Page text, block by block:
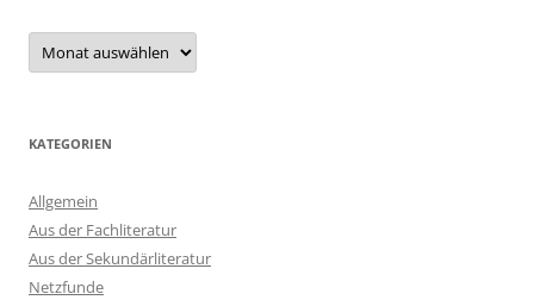
Archiv
KATEGORIEN
Allgemein
Aus der Fachliteratur
Aus der Sekundärliteratur
Netzfunde